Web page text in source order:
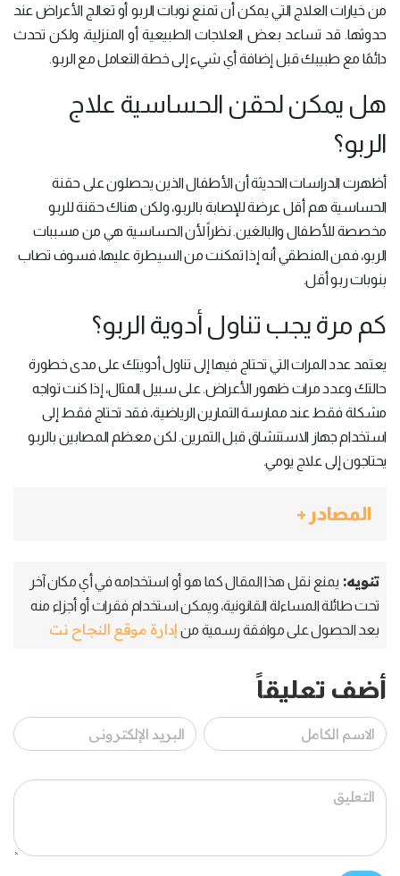
من خيارات العلاج التي يمكن أن تمنع نوبات الربو أو تعالج الأعراض عند
حدوثها. قد تساعد بعض العلاجات الطبيعية أو المنزلية، ولكن تحدث
دائمًا مع طبيبك قبل إضافة أي شيء إلى خطة التعامل مع الربو.
هل يمكن لحقن الحساسية علاج
الربو؟
أظهرت الدراسات الحديثة أن الأطفال الذين يحصلون على حقنة
الحساسية هم أقل عرضة للإصابة بالربو، ولكن هناك حقنة للربو
مخصصة للأطفال والبالغين. نظراً لأن الحساسية هي من مسببات
الربو، فمن المنطقي أنه إذا تمكنت من السيطرة عليها، فسوف تصاب
بنوبات ربو أقل.
كم مرة يجب تناول أدوية الربو؟
يعتمد عدد المرات التي تحتاج فيها إلى تناول أدويتك على مدى خطورة
حالتك وعدد مرات ظهور الأعراض. على سبيل المثال، إذا كنت تواجه
مشكلة فقط عند ممارسة التمارين الرياضية، فقد تحتاج فقط إلى
استخدام جهاز الاستنشاق قبل التمرين. لكن معظم المصابين بالربو
يحتاجون إلى علاج يومي.
المصادر +
تنويه: يمنع نقل هذا المقال كما هو أو استخدامه في أي مكان آخر
تحت طائلة المساءلة القانونية، ويمكن استخدام فقرات أو أجزاء منه
بعد الحصول على موافقة رسمية من إدارة موقع النجاح نت
أضف تعليقاً